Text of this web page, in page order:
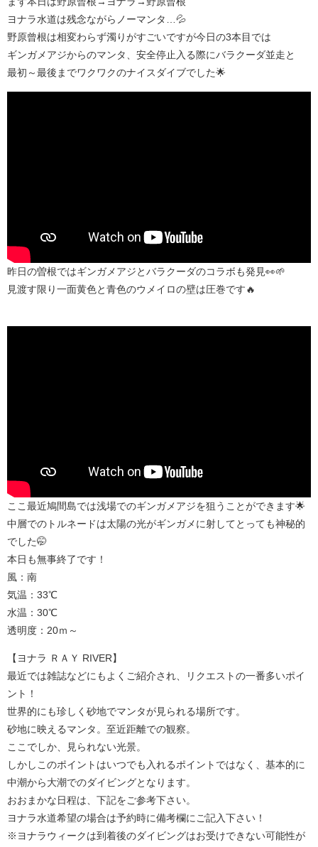
ヨナラ水道は残念ながらノーマンタ…💦
野原曾根は相変わらず濁りがすごいですが今日の3本目では
ギンガメアジからのマンタ、安全停止入る際にバラクーダ並走と
最初～最後までワクワクのナイスダイブでした🌟
昨日の曽根ではギンガメアジとバラクーダのコラボも発見👀🌱
見渡す限り一面黄色と青色のウメイロの壁は圧巻です🔥
ここ最近鳩間島では浅場でのギンガメアジを狙うことができます🌟
中層でのトルネードは太陽の光がギンガメに射してとっても神秘的
でした🤭
本日も無事終了です！
風：南
気温：33℃
水温：30℃
透明度：20ｍ～
【ヨナラ ＲＡＹ RIVER】
最近では雑誌などにもよくご紹介され、リクエストの一番多いポイ
ント！
世界的にも珍しく砂地でマンタが見られる場所です。
砂地に映えるマンタ。至近距離での観察。
ここでしか、見られない光景。
しかしこのポイントはいつでも入れるポイントではなく、基本的に
中潮から大潮でのダイビングとなります。
おおまかな日程は、下記をご参考下さい。
ヨナラ水道希望の場合は予約時に備考欄にご記入下さい！
※ヨナラウィークは到着後のダイビングはお受けできない可能性が